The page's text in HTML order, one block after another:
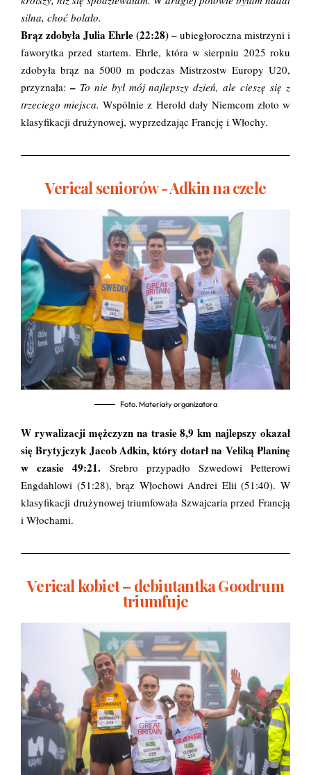
silna, choć bolało.
Brąz zdobyła Julia Ehrle (22:28) – ubiegłoroczna mistrzyni i
faworytka przed startem. Ehrle, która w sierpniu 2025 roku
zdobyła brąz na 5000 m podczas Mistrzostw Europy U20,
przyznała: – To nie był mój najlepszy dzień, ale cieszę się z
trzeciego miejsca. Wspólnie z Herold dały Niemcom złoto w
klasyfikacji drużynowej, wyprzedzając Francję i Włochy.
Verical seniorów - Adkin na czele
Foto. Materiały organizatora
W rywalizacji mężczyzn na trasie 8,9 km najlepszy okazał
się Brytyjczyk Jacob Adkin, który dotarł na Veliką Planinę
w czasie 49:21. Srebro przypadło Szwedowi Petterowi
Engdahlowi (51:28), brąz Włochowi Andrei Elii (51:40). W
klasyfikacji drużynowej triumfowała Szwajcaria przed Francją
i Włochami.
Verical kobiet – debiutantka Goodrum
triumfuje